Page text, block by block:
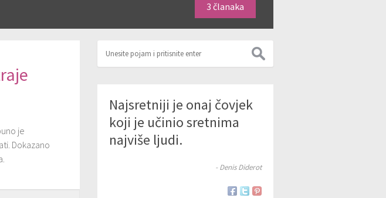
3 članaka
je
Dokazano
Najsretniji je onaj čovjek
koji je učinio sretnima
najviše ljudi.
- Denis Diderot